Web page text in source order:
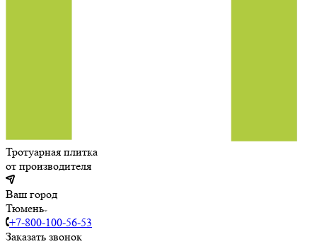
Тротуарная плитка
от производителя
Ваш город
Тюмень
+7-800-100-56-53
Заказать звонок